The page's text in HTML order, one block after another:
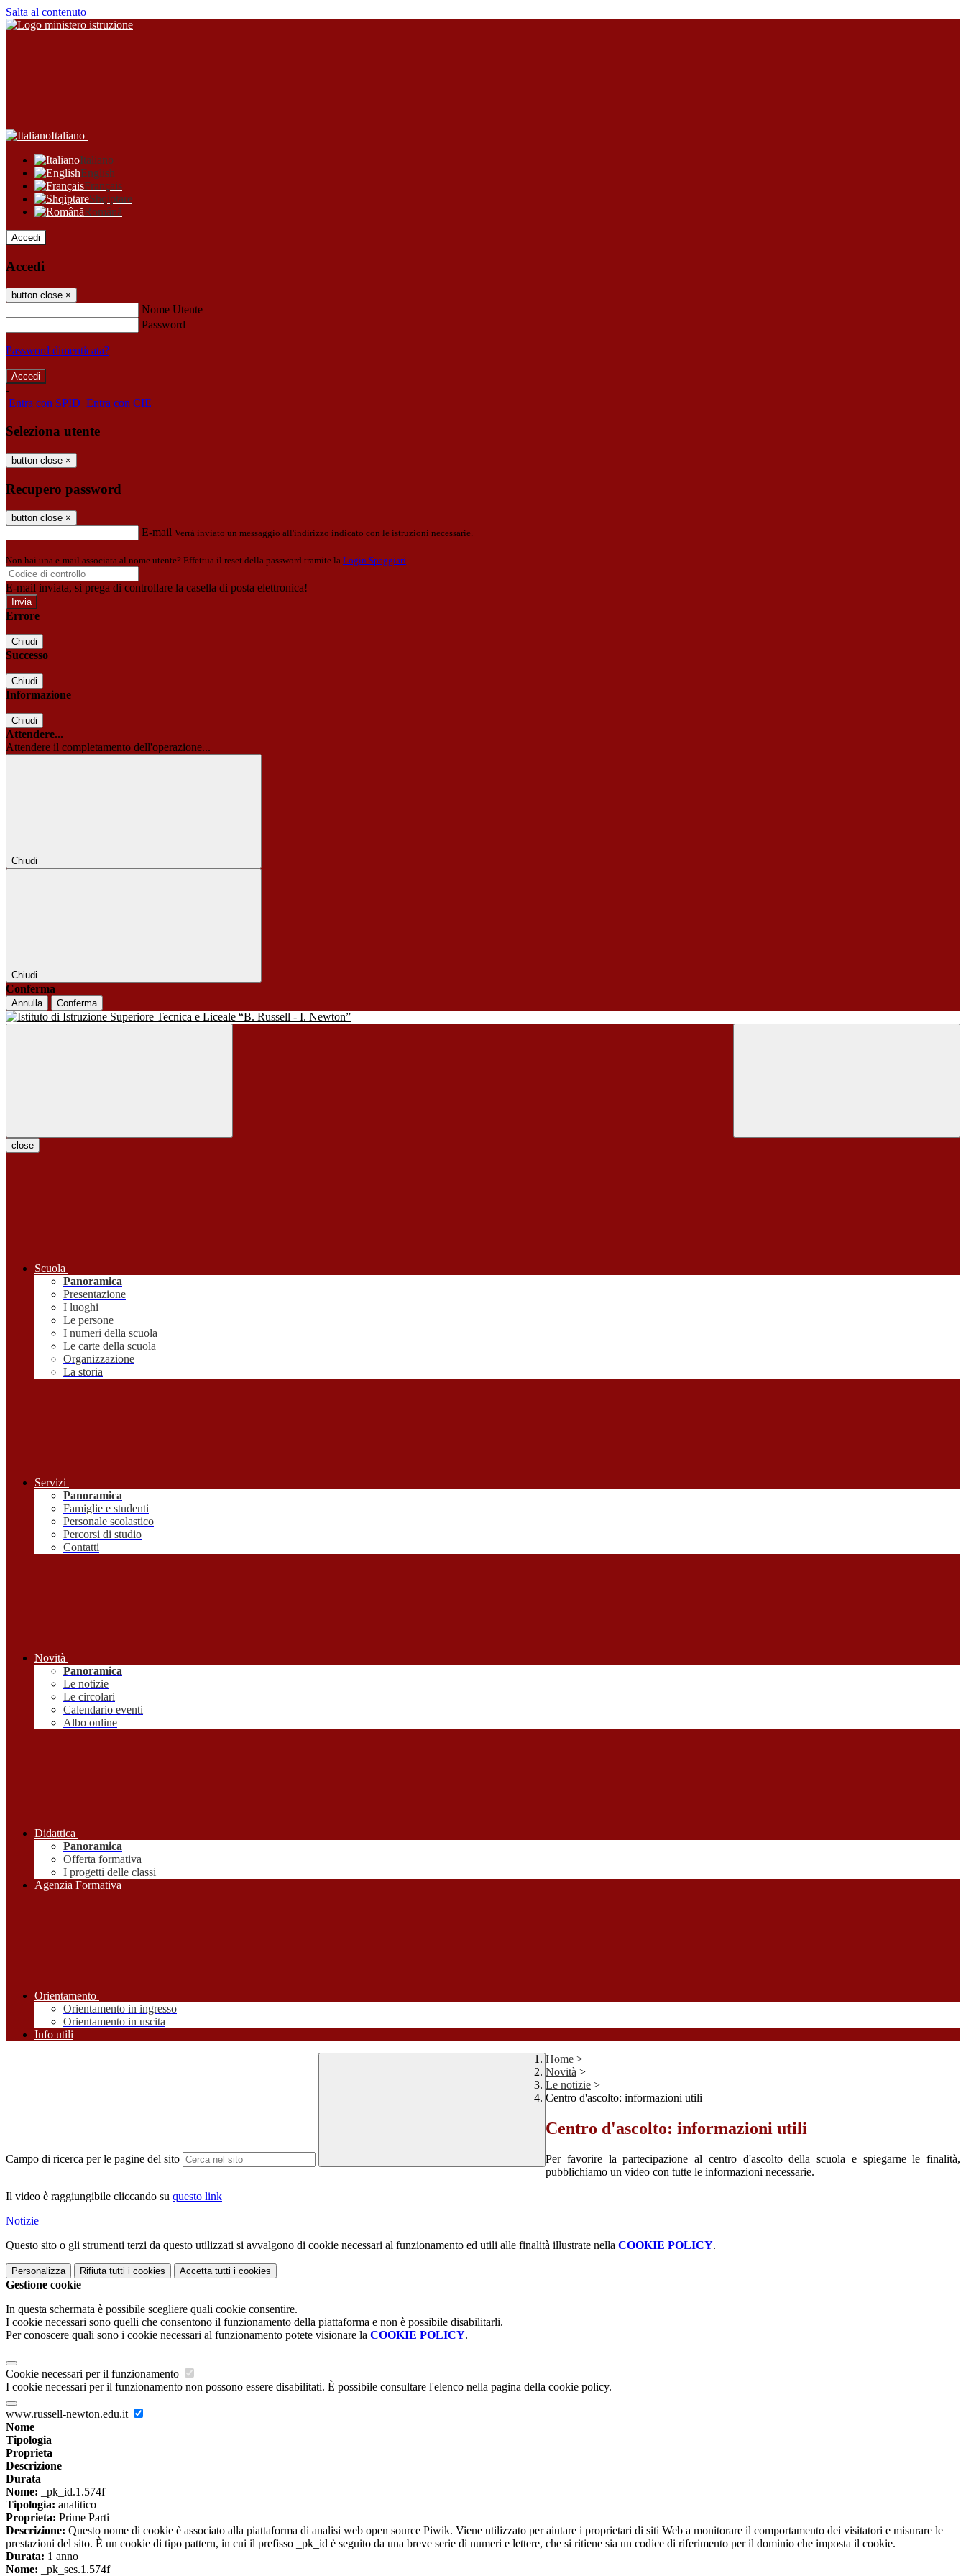
Salta al contenuto
Italiano
Italiano
English
Français
Shqiptare
Română
Accedi
Accedi
button close ×
Nome Utente
Password
Password dimenticata?
-
Entra con SPID Entra con CIE
Seleziona utente
button close ×
Recupero password
button close ×
E-mail Verrà inviato un messaggio all'indirizzo indicato con le istruzioni necessarie.
Non hai una e-mail associata al nome utente? Effettua il reset della password tramite la Login Spaggiari
E-mail inviata, si prega di controllare la casella di posta elettronica!
Errore
Chiudi
Successo
Chiudi
Informazione
Chiudi
Attendere...
Attendere il completamento dell'operazione...
Chiudi
Chiudi
Conferma
Annulla Conferma
close
Scuola
Panoramica
Presentazione
I luoghi
Le persone
I numeri della scuola
Le carte della scuola
Organizzazione
La storia
Servizi
Panoramica
Famiglie e studenti
Personale scolastico
Percorsi di studio
Contatti
Novità
Panoramica
Le notizie
Le circolari
Calendario eventi
Albo online
Didattica
Panoramica
Offerta formativa
I progetti delle classi
Agenzia Formativa
Orientamento
Orientamento in ingresso
Orientamento in uscita
Info utili
Campo di ricerca per le pagine del sito
Home >
Novità >
Le notizie >
Centro d'ascolto: informazioni utili
Centro d'ascolto: informazioni utili
Per favorire la partecipazione al centro d'ascolto della scuola e spiegarne le finalità,
pubblichiamo un video con tutte le informazioni necessarie.
Il video è raggiungibile cliccando su questo link
Notizie
Questo sito o gli strumenti terzi da questo utilizzati si avvalgono di cookie necessari al funzionamento ed utili alle finalità illustrate nella COOKIE POLICY.
Personalizza Rifiuta tutti i cookies Accetta tutti i cookies
Gestione cookie
In questa schermata è possibile scegliere quali cookie consentire.
I cookie necessari sono quelli che consentono il funzionamento della piattaforma e non è possibile disabilitarli.
Per conoscere quali sono i cookie necessari al funzionamento potete visionare la COOKIE POLICY.
Cookie necessari per il funzionamento
I cookie necessari per il funzionamento non possono essere disabilitati. È possibile consultare l'elenco nella pagina della cookie policy.
www.russell-newton.edu.it
Nome
Tipologia
Proprieta
Descrizione
Durata
Nome: _pk_id.1.574f
Tipologia: analitico
Proprieta: Prime Parti
Descrizione: Questo nome di cookie è associato alla piattaforma di analisi web open source Piwik. Viene utilizzato per aiutare i proprietari di siti Web a monitorare il comportamento dei visitatori e misurare le
prestazioni del sito. È un cookie di tipo pattern, in cui il prefisso _pk_id è seguito da una breve serie di numeri e lettere, che si ritiene sia un codice di riferimento per il dominio che imposta il cookie.
Durata: 1 anno
Nome: _pk_ses.1.574f